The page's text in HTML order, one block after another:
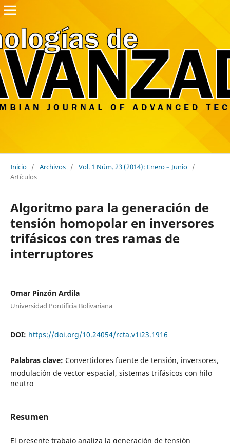
Inicio / Archivos / Vol. 1 Núm. 23 (2014): Enero – Junio /
Artículos
Algoritmo para la generación de
tensión homopolar en inversores
trifásicos con tres ramas de
interruptores
Omar Pinzón Ardila
Universidad Pontificia Bolivariana
DOI: https://doi.org/10.24054/rcta.v1i23.1916
Palabras clave: Convertidores fuente de tensión, inversores,
modulación de vector espacial, sistemas trifásicos con hilo
neutro
Resumen
El presente trabajo analiza la generación de tensión